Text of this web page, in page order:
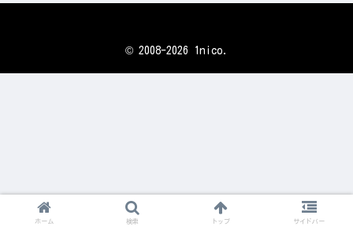
© 2008-2026 1nico.
ホーム 検索 トップ サイドバー